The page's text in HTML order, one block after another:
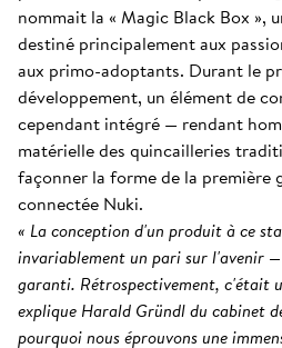
nommait la « Magic Black Box »,
destiné principalement aux
aux primo-adoptants. Durant le
développement, un élément de
cependant intégré — rendant
matérielle des quincailleries
façonner la forme de la première
connectée Nuki.
« La conception d'un produit à ce
invariablement un pari sur l'avenir
garanti. Rétrospectivement, c'était
explique Harald Gründl du cabinet
pourquoi nous éprouvons une